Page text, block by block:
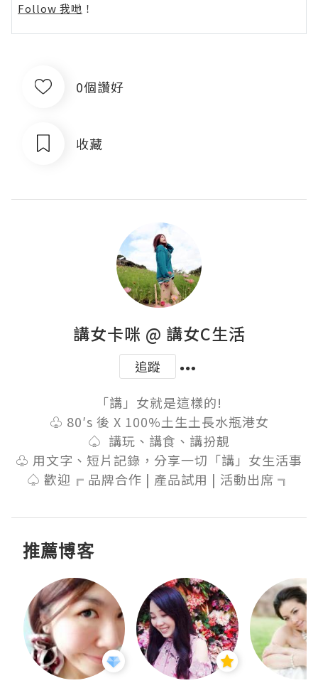
Follow 我哋 ！
0個讚好
收藏
講女卡咪 @ 講女C生活
追蹤
​「講」女就是這樣的!
♧ 80′s 後 X 100%土生土長水瓶港女
♤  講玩、講食、講扮靚
♧ 用文字、短片記錄，分享一切「講」女生活事
♤ 歡迎╔ 品牌合作 | 產品試用 | 活動出席 ╗
推薦博客